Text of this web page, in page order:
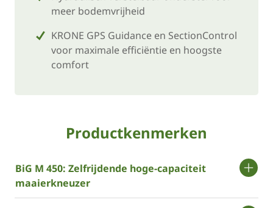
meer bodemvrijheid
­KRONE GPS Guidance en SectionControl
voor maximale efficiëntie en hoogste
comfort
Productkenmerken
BiG M 450: Zelfrijdende hoge-capaciteit
maaierkneuzer